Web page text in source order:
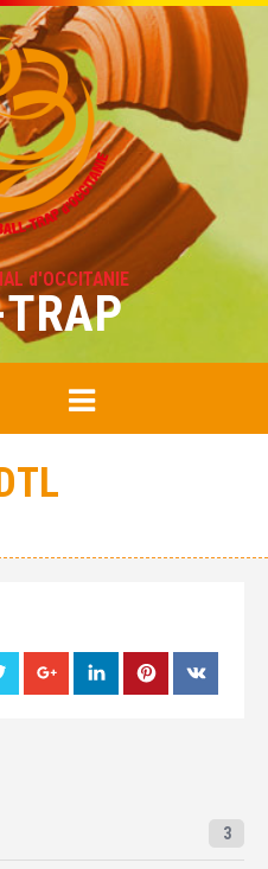
d'OCCITANIE
3